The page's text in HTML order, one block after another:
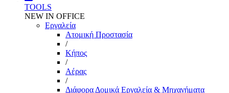
TOOLS
NEW IN OFFICE
Εργαλεία
Aτομική Προστασία
/
Kήπος
/
Αέρας
/
Διάφορα Δομικά Εργαλεία & Μηχανήματα